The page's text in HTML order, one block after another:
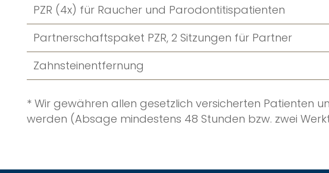
PZR (4x) für Raucher und Parodontitispatienten
Partnerschaftspaket PZR, 2 Sitzungen für Partner
Zahnsteinentfernung
* Wir gewähren allen gesetzlich versicherten Patienten
werden (Absage mindestens 48 Stunden bzw. zwei